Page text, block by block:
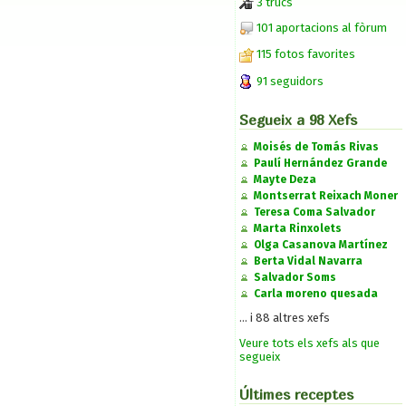
101 aportacions al fòrum
115 fotos favorites
91 seguidors
Segueix a 98 Xefs
Moisés de Tomás Rivas
Paulí Hernández Grande
Mayte Deza
Montserrat Reixach Moner
Teresa Coma Salvador
Marta Rinxolets
Olga Casanova Martínez
Berta Vidal Navarra
Salvador Soms
Carla moreno quesada
... i 88 altres xefs
Veure tots els xefs als que
segueix
Últimes receptes